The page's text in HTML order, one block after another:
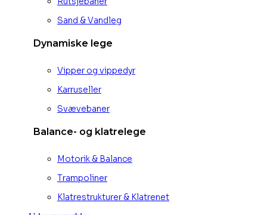
Sand & Vandleg
Dynamiske lege
Vipper og vippedyr
Karruseller
Svævebaner
Balance- og klatrelege
Motorik & Balance
Trampoliner
Klatrestrukturer & Klatrenet